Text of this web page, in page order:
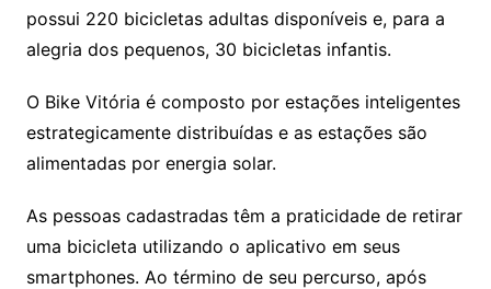
possui 220 bicicletas adultas disponíveis e, para a
alegria dos pequenos, 30 bicicletas infantis.
O Bike Vitória é composto por estações inteligentes
estrategicamente distribuídas e as estações são
alimentadas por energia solar.
As pessoas cadastradas têm a praticidade de retirar
uma bicicleta utilizando o aplicativo em seus
smartphones. Ao término de seu percurso, após